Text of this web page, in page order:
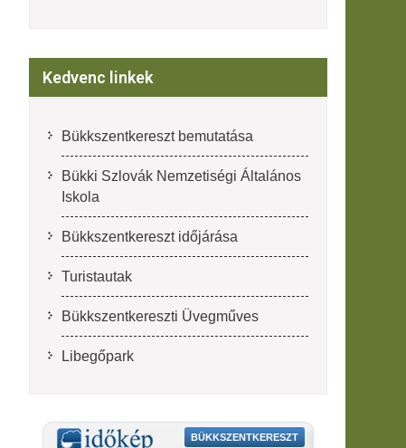
Kedvenc linkek
Bükkszentkereszt bemutatása
Bükki Szlovák Nemzetiségi Általános
Iskola
Bükkszentkereszt időjárása
Turistautak
Bükkszentkereszti Üvegműves
Libegőpark